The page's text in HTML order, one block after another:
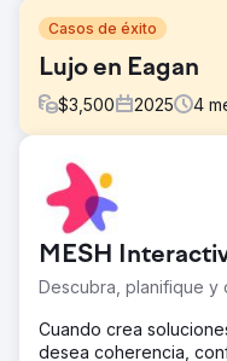
Casos de éxito
Lujo en Eagan
$3,500 2025 4
El reto
Eagan Luxury
una presencia digital
distribuida en más de
diluía su autoridad,
su visibilidad en las
leads, la falta de una
mensajes
para compradores y
MESH
Descubra, planifique y
Cuando crea
desea coherencia,